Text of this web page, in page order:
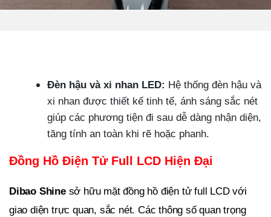
Đèn hậu và xi nhan LED: Hệ thống đèn hậu và
xi nhan được thiết kế tinh tế, ánh sáng sắc nét
giúp các phương tiện đi sau dễ dàng nhận diện,
tăng tính an toàn khi rẽ hoặc phanh.
Đồng Hồ Điện Tử Full LCD Hiện Đại
Dibao Shinesở hữu mặt đồng hồ điện tử full LCD với
giao diện trực quan, sắc nét. Các thông số quan trọng